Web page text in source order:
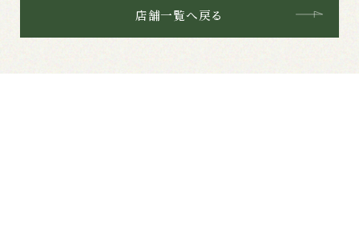
店舗一覧へ戻る